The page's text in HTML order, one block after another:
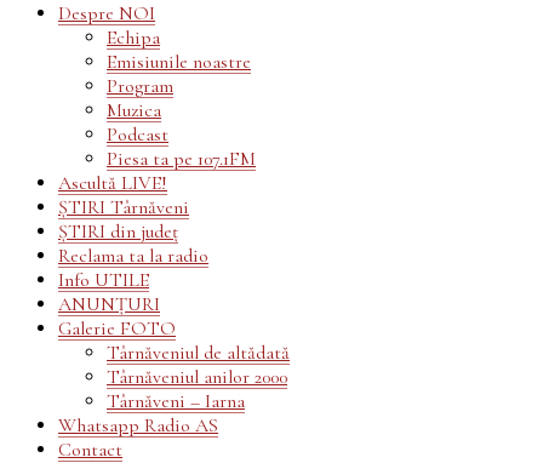
Despre NOI
Echipa
Emisiunile noastre
Program
Muzica
Podcast
Piesa ta pe 107.1FM
Ascultă LIVE!
ȘTIRI Târnăveni
ȘTIRI din județ
Reclama ta la radio
Info UTILE
ANUNȚURI
Galerie FOTO
Târnăveniul de altădată
Târnăveniul anilor 2000
Târnăveni – Iarna
Whatsapp Radio AS
Contact